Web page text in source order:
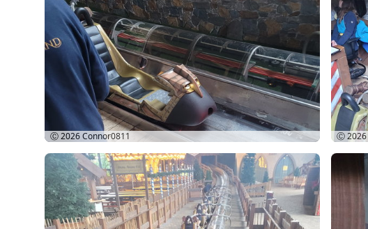
Ⓒ 2026Connor0811 Ⓒ 2026